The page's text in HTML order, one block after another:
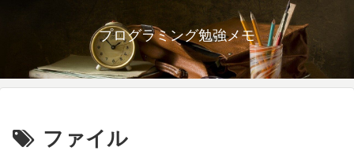
プログラミング勉強メモ
ファイル